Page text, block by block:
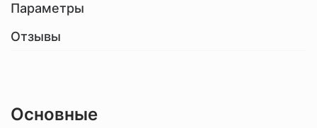
Параметры
Отзывы
Основные